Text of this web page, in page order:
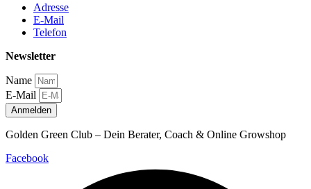
Adresse
E-Mail
Telefon
Newsletter
Name
E-Mail
Anmelden
Golden Green Club – Dein Berater, Coach & Online Growshop
Facebook